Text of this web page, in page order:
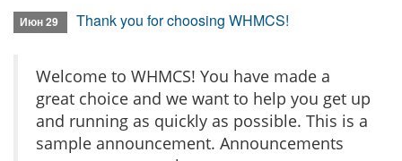
Июн 29 Thank you for choosing WHMCS!
Welcome to WHMCS! You have made a
great choice and we want to help you get up
and running as quickly as possible. This is a
sample announcement. Announcements